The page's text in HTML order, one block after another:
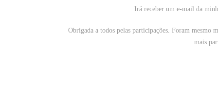
Irá receber um e-mail da
Obrigada a todos pelas participações. Foram mesmo
mais